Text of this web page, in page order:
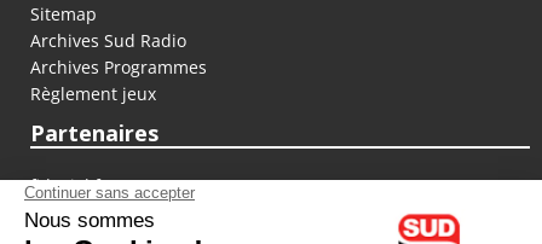
Sitemap
Archives Sud Radio
Archives Programmes
Règlement jeux
Partenaires
fiducial.fr
lyoncapitale.fr